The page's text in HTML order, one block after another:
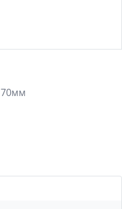
70мм